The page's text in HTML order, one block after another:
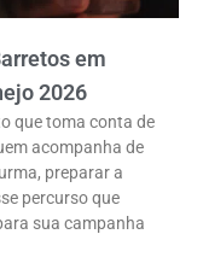
em
2026
que toma conta de
acompanha de
preparar a
percurso que
sua campanha